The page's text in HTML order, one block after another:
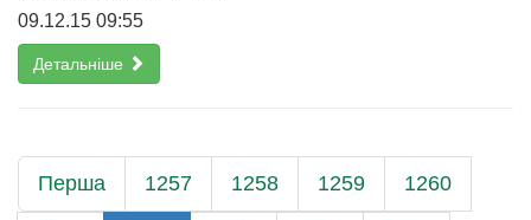
09.12.15 09:55
Детальніше
Перша 1257 1258 1259 1260